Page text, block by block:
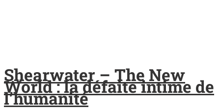
Shearwater – The New
World : la défaite intime de
l’humanité